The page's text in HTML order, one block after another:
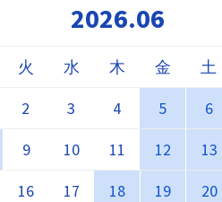
2026.06
火 水 木 金 土
2 3 4 5 6
9 10 11 12 13
16 17 18 19 20